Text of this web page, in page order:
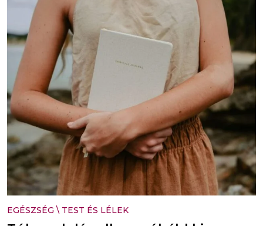
EGÉSZSÉG \ TEST ÉS LÉLEK